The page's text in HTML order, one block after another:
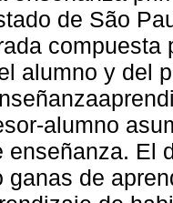
de São
alumno y del
alumno
enseñanza. El
ganas de